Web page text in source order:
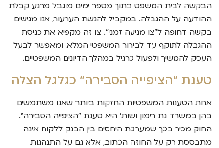
הבקשה לבית המשפט בתוך מספר ימים מוגבל מרגע קבלת
ההודעה על ההגבלה. במקביל להגשת הערעור, אנו מגישים
בקשה דחופה ל"צו מניעה זמני". צו זה מקפיא את כניסת
ההגבלה לתוקף עד לבירור המשפטי המלא, ומאפשר לבעל
העסק להמשיך ולפעול כרגיל במהלך הדיונים המשפטיים.
טענת "הציפייה הסבירה" כגלגל הצלה
אחת הטענות המשפטיות החזקות ביותר שאנו משתמשים
בהן במשרד גת רימון ושות' היא טענת "הציפייה הסבירה".
החוק מכיר בכך שמערכת היחסים בין הבנק ללקוח אינה
מתבססת רק על החוזה הכתוב, אלא גם על התנהגות